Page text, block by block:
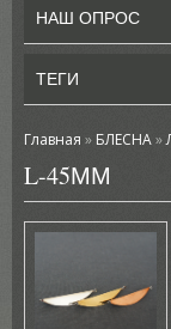
НАШ ОПРОС
ТЕГИ
Главная » БЛЕСНА »
L-45ММ